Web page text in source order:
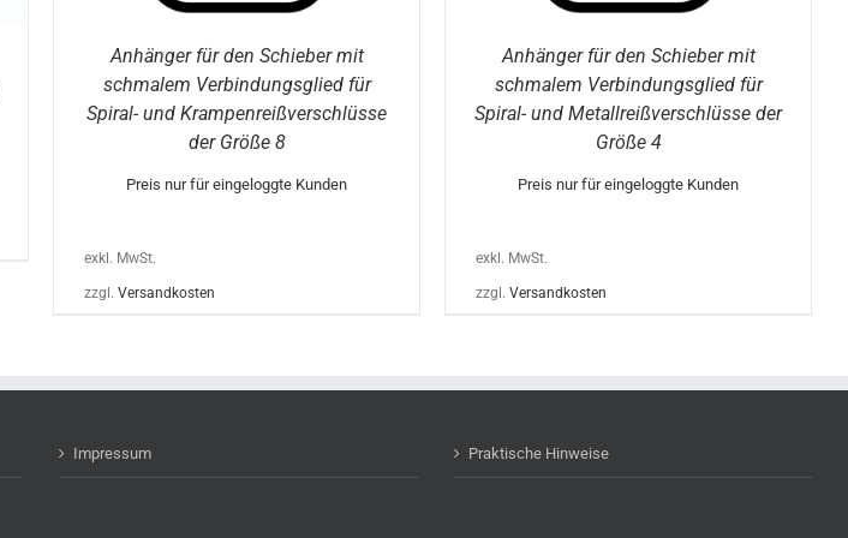
Anhänger für den Schieber mit
schmalem Verbindungsglied für
Spiral- und Krampenreißverschlüsse
der Größe 8
Preis nur für eingeloggte Kunden
exkl. MwSt.
zzgl. Versandkosten
WERDEN
Anhänger für den Schieber mit
schmalem Verbindungsglied für
Spiral- und Metallreißverschlüsse der
Größe 4
Preis nur für eingeloggte Kunden
exkl. MwSt.
zzgl. Versandkosten
Impressum Praktische Hinweise